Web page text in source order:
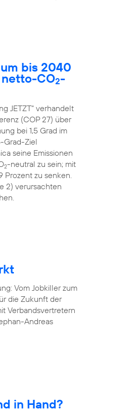
bis 2040
CO2-
JETZT" verhandelt
(COP 27) über
bei 1,5 Grad im
Grad-Ziel
seine Emissionen
2-neutral zu sein; mit
Prozent zu senken.
2) verursachten
Vom Jobkiller zum
die Zukunft der
Verbandsvertretern
Andreas
in Hand?